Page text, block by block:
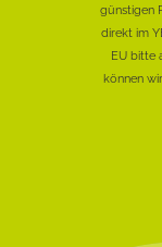
günstigen
direkt im
EU bitte
können